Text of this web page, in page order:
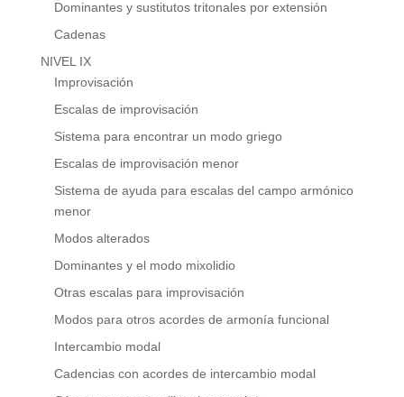
Dominantes y sustitutos tritonales por extensión
Cadenas
NIVEL IX
Improvisación
Escalas de improvisación
Sistema para encontrar un modo griego
Escalas de improvisación menor
Sistema de ayuda para escalas del campo armónico
menor
Modos alterados
Dominantes y el modo mixolidio
Otras escalas para improvisación
Modos para otros acordes de armonía funcional
Intercambio modal
Cadencias con acordes de intercambio modal